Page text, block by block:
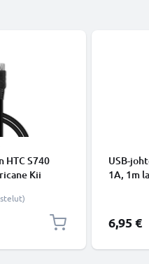
HTC S740
Kii
Musta PVC
USB-
1A, 1m
6,95 €